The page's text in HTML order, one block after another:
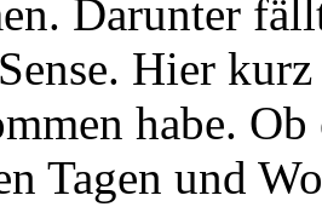
Darunter
Hier
habe.
Tagen und